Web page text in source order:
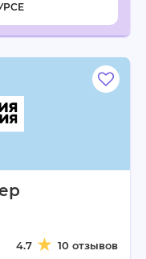
4.7 10 отзывов